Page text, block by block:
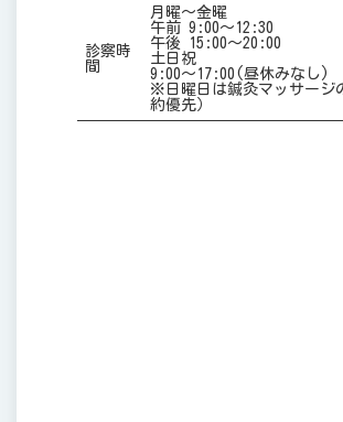
診察時
間
月曜～金曜
午前 9:00～12:30
午後 15:00～20:00
土日祝
9:00～17:00(昼休みなし)
※日曜日は鍼灸マッサージ
約優先）